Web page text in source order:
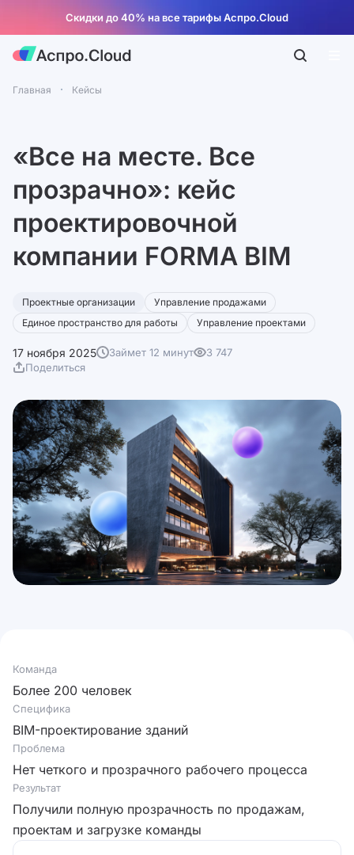
Скидки до 40% на все тарифы Аспро.Cloud
Главная Кейсы
«Все на месте. Все
прозрачно»: кейс
проектировочной
компании FORMA BIM
Проектные организации
Управление продажами
Единое пространство для работы
Управление проектами
17 ноября 2025 Займет 12 минут
3 747
Поделиться
Команда
Более 200 человек
Специфика
BIM-проектирование зданий
Проблема
Нет четкого и прозрачного рабочего процесса
Результат
Получили полную прозрачность по продажам,
проектам и загрузке команды